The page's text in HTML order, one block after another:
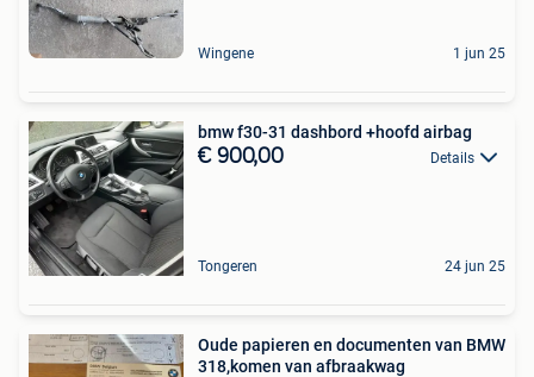
Wingene 1 jun 25
bmw f30-31 dashbord +hoofd airbag
€ 900,00 Details
Tongeren 24 jun 25
Oude papieren en documenten van BMW
318,komen van afbraakwag